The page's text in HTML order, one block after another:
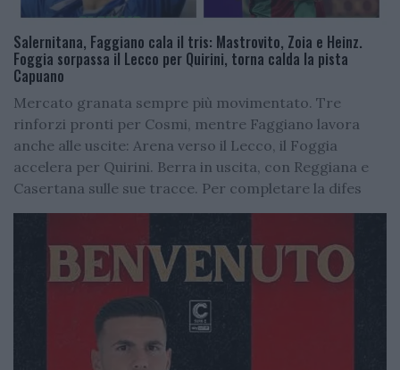
Salernitana, Faggiano cala il tris: Mastrovito, Zoia e Heinz.
Foggia sorpassa il Lecco per Quirini, torna calda la pista
Capuano
Mercato granata sempre più movimentato. Tre
rinforzi pronti per Cosmi, mentre Faggiano lavora
anche alle uscite: Arena verso il Lecco, il Foggia
accelera per Quirini. Berra in uscita, con Reggiana e
Casertana sulle sue tracce. Per completare la difes